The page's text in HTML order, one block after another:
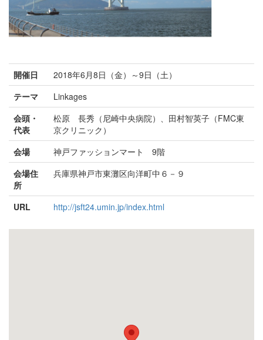
開催日
2018年6月8日（金）～9日（土）
テーマ
Linkages
会頭・
代表
松原 長秀（尼崎中央病院）、田村智英子（FMC東
京クリニック）
会場
神戸ファッションマート 9階
会場住
所
兵庫県神戸市東灘区向洋町中６－９
URL http://jsft24.umin.jp/index.html